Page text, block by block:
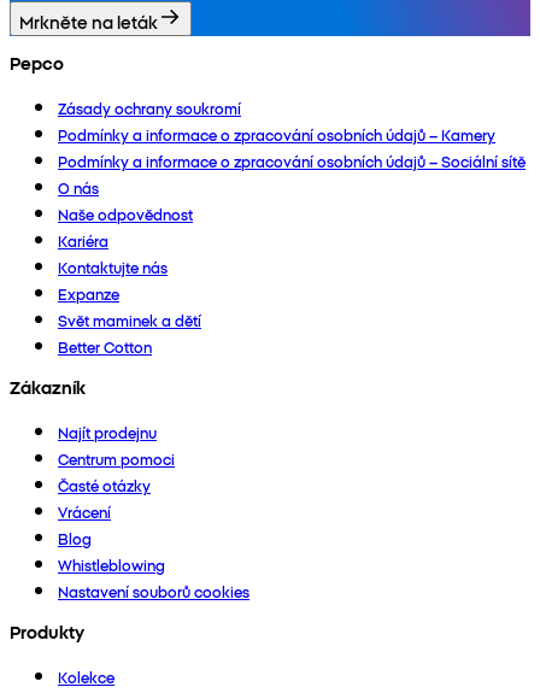
Mrkněte na leták
Pepco
Zásady ochrany soukromí
Podmínky a informace o zpracování osobních údajů – Kamery
Podmínky a informace o zpracování osobních údajů – Sociální sítě
O nás
Naše odpovědnost
Kariéra
Kontaktujte nás
Expanze
Svět maminek a dětí
Better Cotton
Zákazník
Najít prodejnu
Centrum pomoci
Časté otázky
Vrácení
Blog
Whistleblowing
Nastavení souborů cookies
Produkty
Kolekce